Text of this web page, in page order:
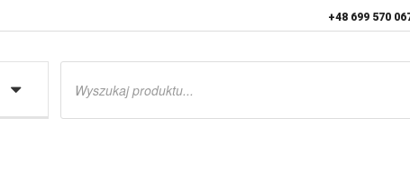
+48 699 570
Wyszukiwarka